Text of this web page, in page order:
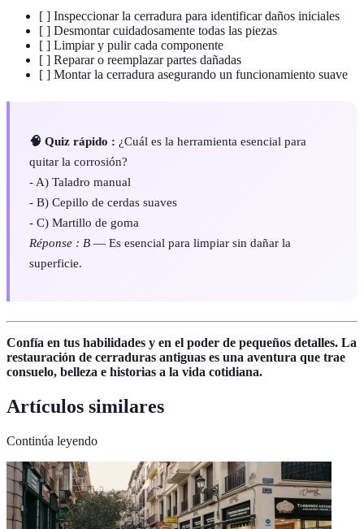
[ ] Inspeccionar la cerradura para identificar daños iniciales
[ ] Desmontar cuidadosamente todas las piezas
[ ] Limpiar y pulir cada componente
[ ] Reparar o reemplazar partes dañadas
[ ] Montar la cerradura asegurando un funcionamiento suave
🧠 Quiz rápido : ¿Cuál es la herramienta esencial para
quitar la corrosión?
- A) Taladro manual
- B) Cepillo de cerdas suaves
- C) Martillo de goma
Réponse : B — Es esencial para limpiar sin dañar la
superficie.
Confía en tus habilidades y en el poder de pequeños detalles. La
restauración de cerraduras antiguas es una aventura que trae
consuelo, belleza e historias a la vida cotidiana.
Artículos similares
Continúa leyendo